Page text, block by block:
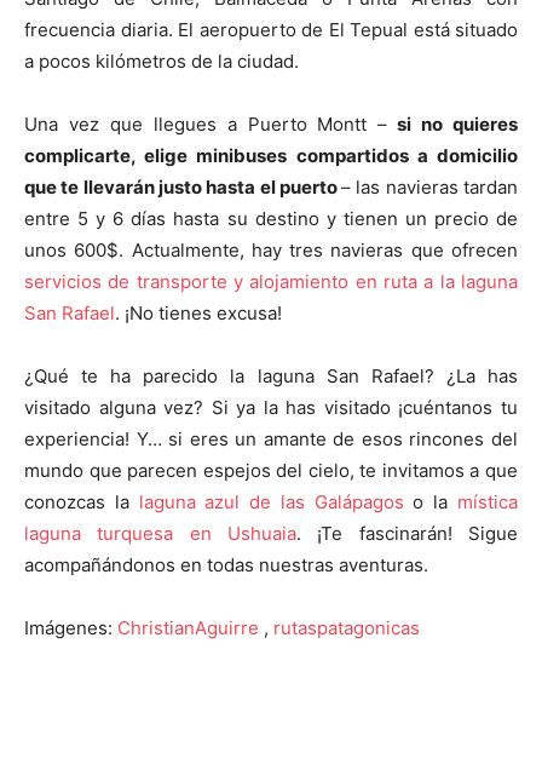
frecuencia diaria. El aeropuerto de El Tepual está situado
a pocos kilómetros de la ciudad.
Una vez que llegues a Puerto Montt – si no quieres
complicarte, elige minibuses compartidos a domicilio
que te llevarán justo hasta el puerto– las navieras tardan
entre 5 y 6 días hasta su destino y tienen un precio de
unos 600$. Actualmente, hay tres navieras que ofrecen
servicios de transporte y alojamiento en ruta a la laguna
San Rafael. ¡No tienes excusa!
¿Qué te ha parecido la laguna San Rafael? ¿La has
visitado alguna vez? Si ya la has visitado ¡cuéntanos tu
experiencia! Y… si eres un amante de esos rincones del
mundo que parecen espejos del cielo, te invitamos a que
conozcas lalaguna azul de las Galápagoso la mística
laguna turquesa en Ushuaia. ¡Te fascinarán! Sigue
acompañándonos en todas nuestras aventuras.
Imágenes: ChristianAguirre , rutaspatagonicas